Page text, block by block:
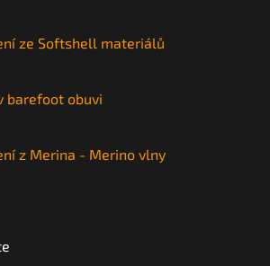
ze Softshell materiálů
barefoot obuvi
z Merina - Merino vlny